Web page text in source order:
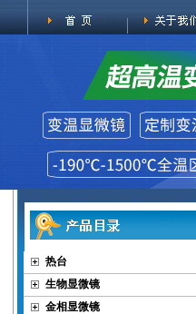
热台
生物显微镜
金相显微镜